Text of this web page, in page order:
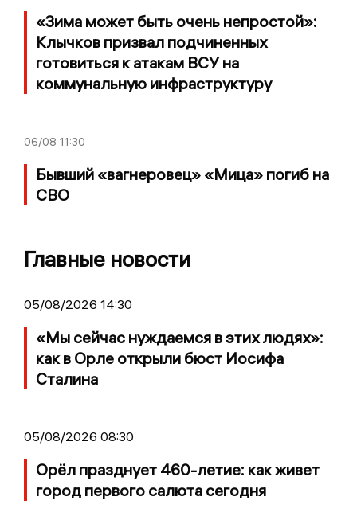
«Зима может быть очень непростой»:
Клычков призвал подчиненных
готовиться к атакам ВСУ на
коммунальную инфраструктуру
06/08 11:30
Бывший «вагнеровец» «Мица» погиб на
СВО
Главные новости
05/08/2026 14:30
«Мы сейчас нуждаемся в этих людях»:
как в Орле открыли бюст Иосифа
Сталина
05/08/2026 08:30
Орёл празднует 460-летие: как живет
город первого салюта сегодня